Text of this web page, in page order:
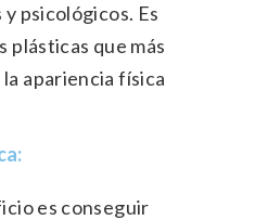
psicológicos. Es
plásticas que más
apariencia física
es conseguir